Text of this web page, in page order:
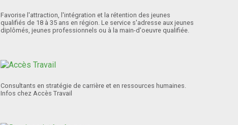
Favorise l'attraction, l'intégration et la rétention des jeunes
qualifiés de 18 à 35 ans en région. Le service s'adresse aux jeunes
diplômés, jeunes professionnels ou à la main-d'oeuvre qualifiée.
Consultants en stratégie de carrière et en ressources humaines.
Infos chez Accès Travail